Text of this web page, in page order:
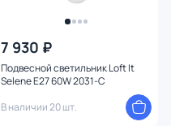
7 930 ₽
Подвесной светильник Loft It
Selene E27 60W 2031-C
В наличии 20 шт.